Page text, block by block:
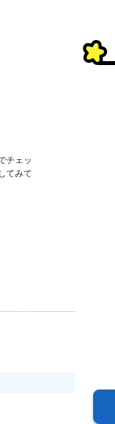
チェッ
てみて